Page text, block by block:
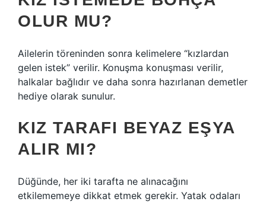
OLUR MU?
Ailelerin töreninden sonra kelimelere “kızlardan
gelen istek” verilir. Konuşma konuşması verilir,
halkalar bağlıdır ve daha sonra hazırlanan demetler
hediye olarak sunulur.
KIZ TARAFI BEYAZ EŞYA
ALIR MI?
Düğünde, her iki tarafta ne alınacağını
etkilememeye dikkat etmek gerekir. Yatak odaları